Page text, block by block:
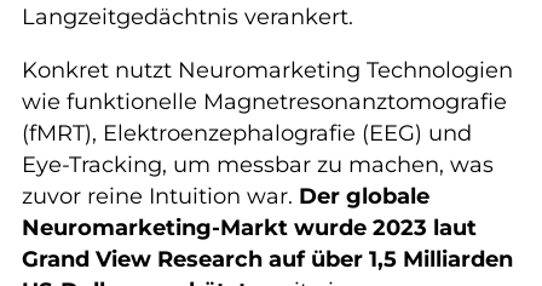
Langzeitgedächtnis verankert.
Konkret nutzt Neuromarketing Technologien
wie funktionelle Magnetresonanztomografie
(fMRT), Elektroenzephalografie (EEG) und
Eye-Tracking, um messbar zu machen, was
zuvor reine Intuition war. Der globale
Neuromarketing-Markt wurde 2023 laut
Grand View Research auf über 1,5 Milliarden